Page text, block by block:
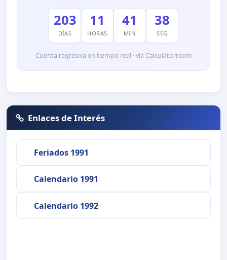
203
DÍAS
11
HORAS
41
MIN
38
SEG
Cuenta regresiva en tiempo real · vía Calculatorr.com
Enlaces de Interés
Feriados 1991
Calendario 1991
Calendario 1992